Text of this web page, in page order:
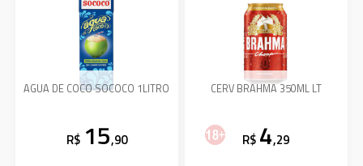
AGUA DE COCO SOCOCO 1LITRO
R$ 15,90
CERV BRAHMA 350ML LT
R$ 4,29